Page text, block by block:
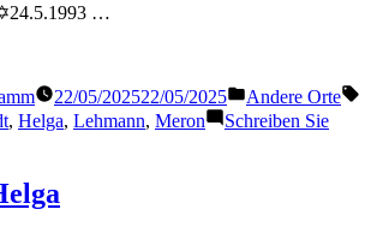
…
22/05/202522/05/2025
Veröffentlicht
in
Andere Orte
, Helga, Lehmann, Meron
Schreiben Sie